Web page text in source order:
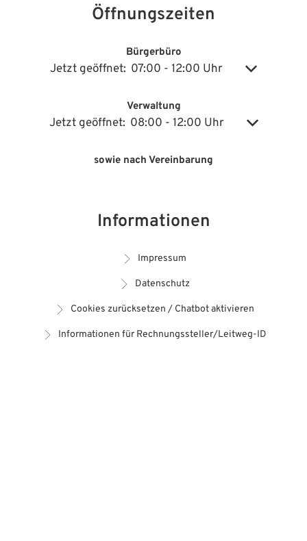
Öffnungszeiten
Bürgerbüro
Klicken, um weitere Öffnungs- oder Schließzeiten auszublenden
Jetzt geöffnet: 07:00 - 12:00 Uhr Von 07:00
Verwaltung
Klicken, um weitere Öffnungs- oder Schließzeiten auszublenden
Jetzt geöffnet: 08:00 - 12:00 Uhr Von 08:00
sowie nach Vereinbarung
Informationen
Impressum
Datenschutz
Cookies zurücksetzen / Chatbot aktivieren
Informationen für Rechnungssteller/Leitweg-ID